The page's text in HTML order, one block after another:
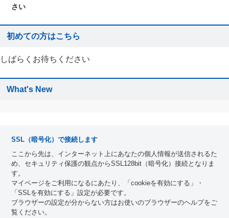
さい
初めての方はこちら
しばらくお待ちください
What's New
SSL（暗号化）で接続します
ここから先は、インターネット上にあなたの個人情報が送信されるた
め、セキュリティ保護の観点からSSL128bit（暗号化）接続となりま
す。
マイページをご利用になるにあたり、「cookieを有効にする」・
「SSLを有効にする」設定が必要です。
ブラウザーの設定が分からない方はお使いのブラウザーのヘルプをご
覧ください。